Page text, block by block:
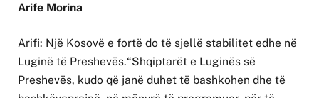
Arife Morina
Arifi: Një Kosovë e fortë do të sjellë stabilitet edhe në
Luginë të Preshevës.“Shqiptarët e Luginës së
Preshevës, kudo që janë duhet të bashkohen dhe të